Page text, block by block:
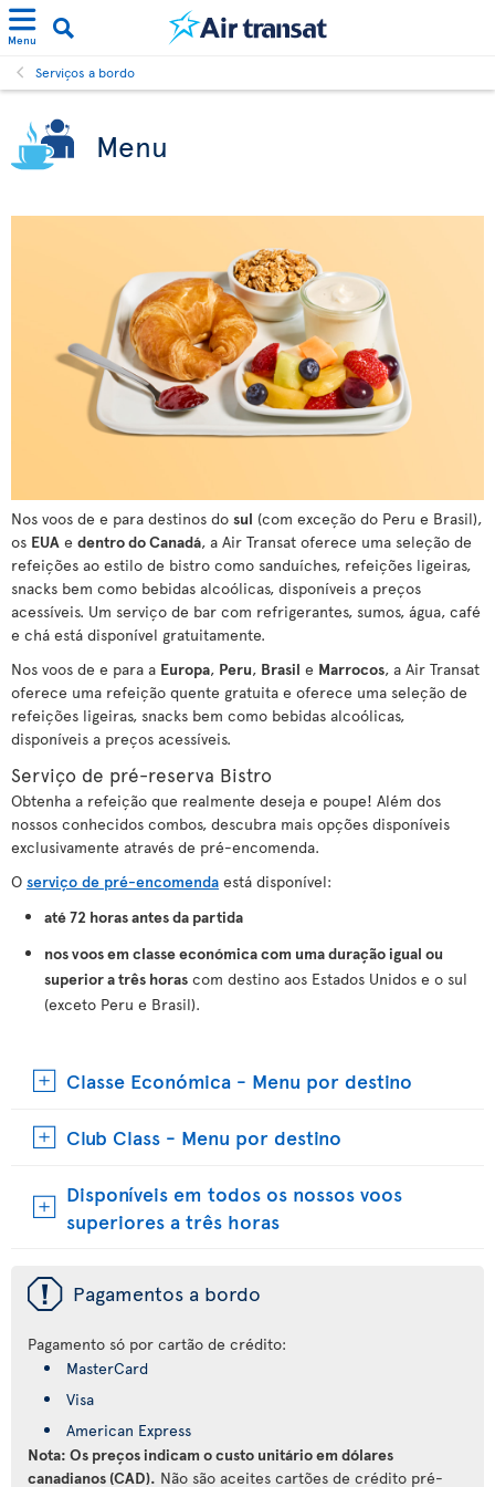
Menu
Serviços a bordo
Menu
Nos voos de e para destinos do sul (com exceção do Peru e Brasil),
os EUA e dentro do Canadá, a Air Transat oferece uma seleção de
refeições ao estilo de bistro como sanduíches, refeições ligeiras,
snacks bem como bebidas alcoólicas, disponíveis a preços
acessíveis. Um serviço de bar com refrigerantes, sumos, água, café
e chá está disponível gratuitamente.
Nos voos de e para a Europa, Peru, Brasil e Marrocos, a Air Transat
oferece uma refeição quente gratuita e oferece uma seleção de
refeições ligeiras, snacks bem como bebidas alcoólicas,
disponíveis a preços acessíveis.
Serviço de pré-reserva Bistro
Obtenha a refeição que realmente deseja e poupe! Além dos
nossos conhecidos combos, descubra mais opções disponíveis
exclusivamente através de pré-encomenda.
O serviço de pré-encomenda está disponível:
até 72 horas antes da partida
nos voos em classe económica com uma duração igual ou
superior a três horas com destino aos Estados Unidos e o sul
(exceto Peru e Brasil).
Classe Económica - Menu por destino
Club Class - Menu por destino
Disponíveis em todos os nossos voos
superiores a três horas
ü Pagamentos a bordo
Pagamento só por cartão de crédito:
MasterCard
Visa
American Express
Nota: Os preços indicam o custo unitário em dólares
canadianos (CAD). Não são aceites cartões de crédito pré-